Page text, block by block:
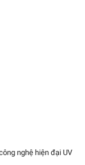
nghệ hiện đại UV